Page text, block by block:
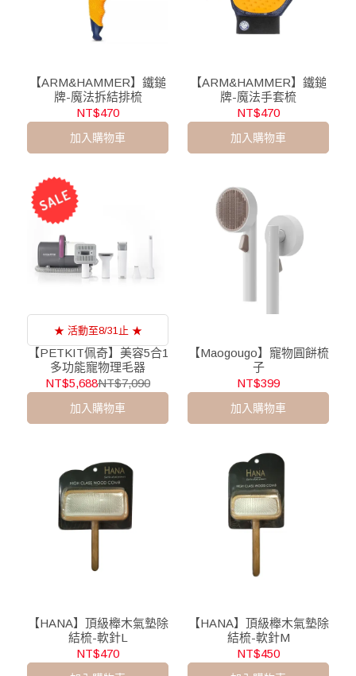
【ARM&HAMMER】鐵鎚
牌-魔法拆結排梳
NT$470
加入購物車
【ARM&HAMMER】鐵鎚
牌-魔法手套梳
NT$470
加入購物車
★ 活動至8/31止 ★
【PETKIT佩奇】美容5合1
多功能寵物理毛器
NT$5,688NT$7,090
加入購物車
【Maogougo】寵物圓餅梳
子
NT$399
加入購物車
【HANA】頂級櫸木氣墊除
結梳-軟針L
NT$470
【HANA】頂級櫸木氣墊除
結梳-軟針M
NT$450